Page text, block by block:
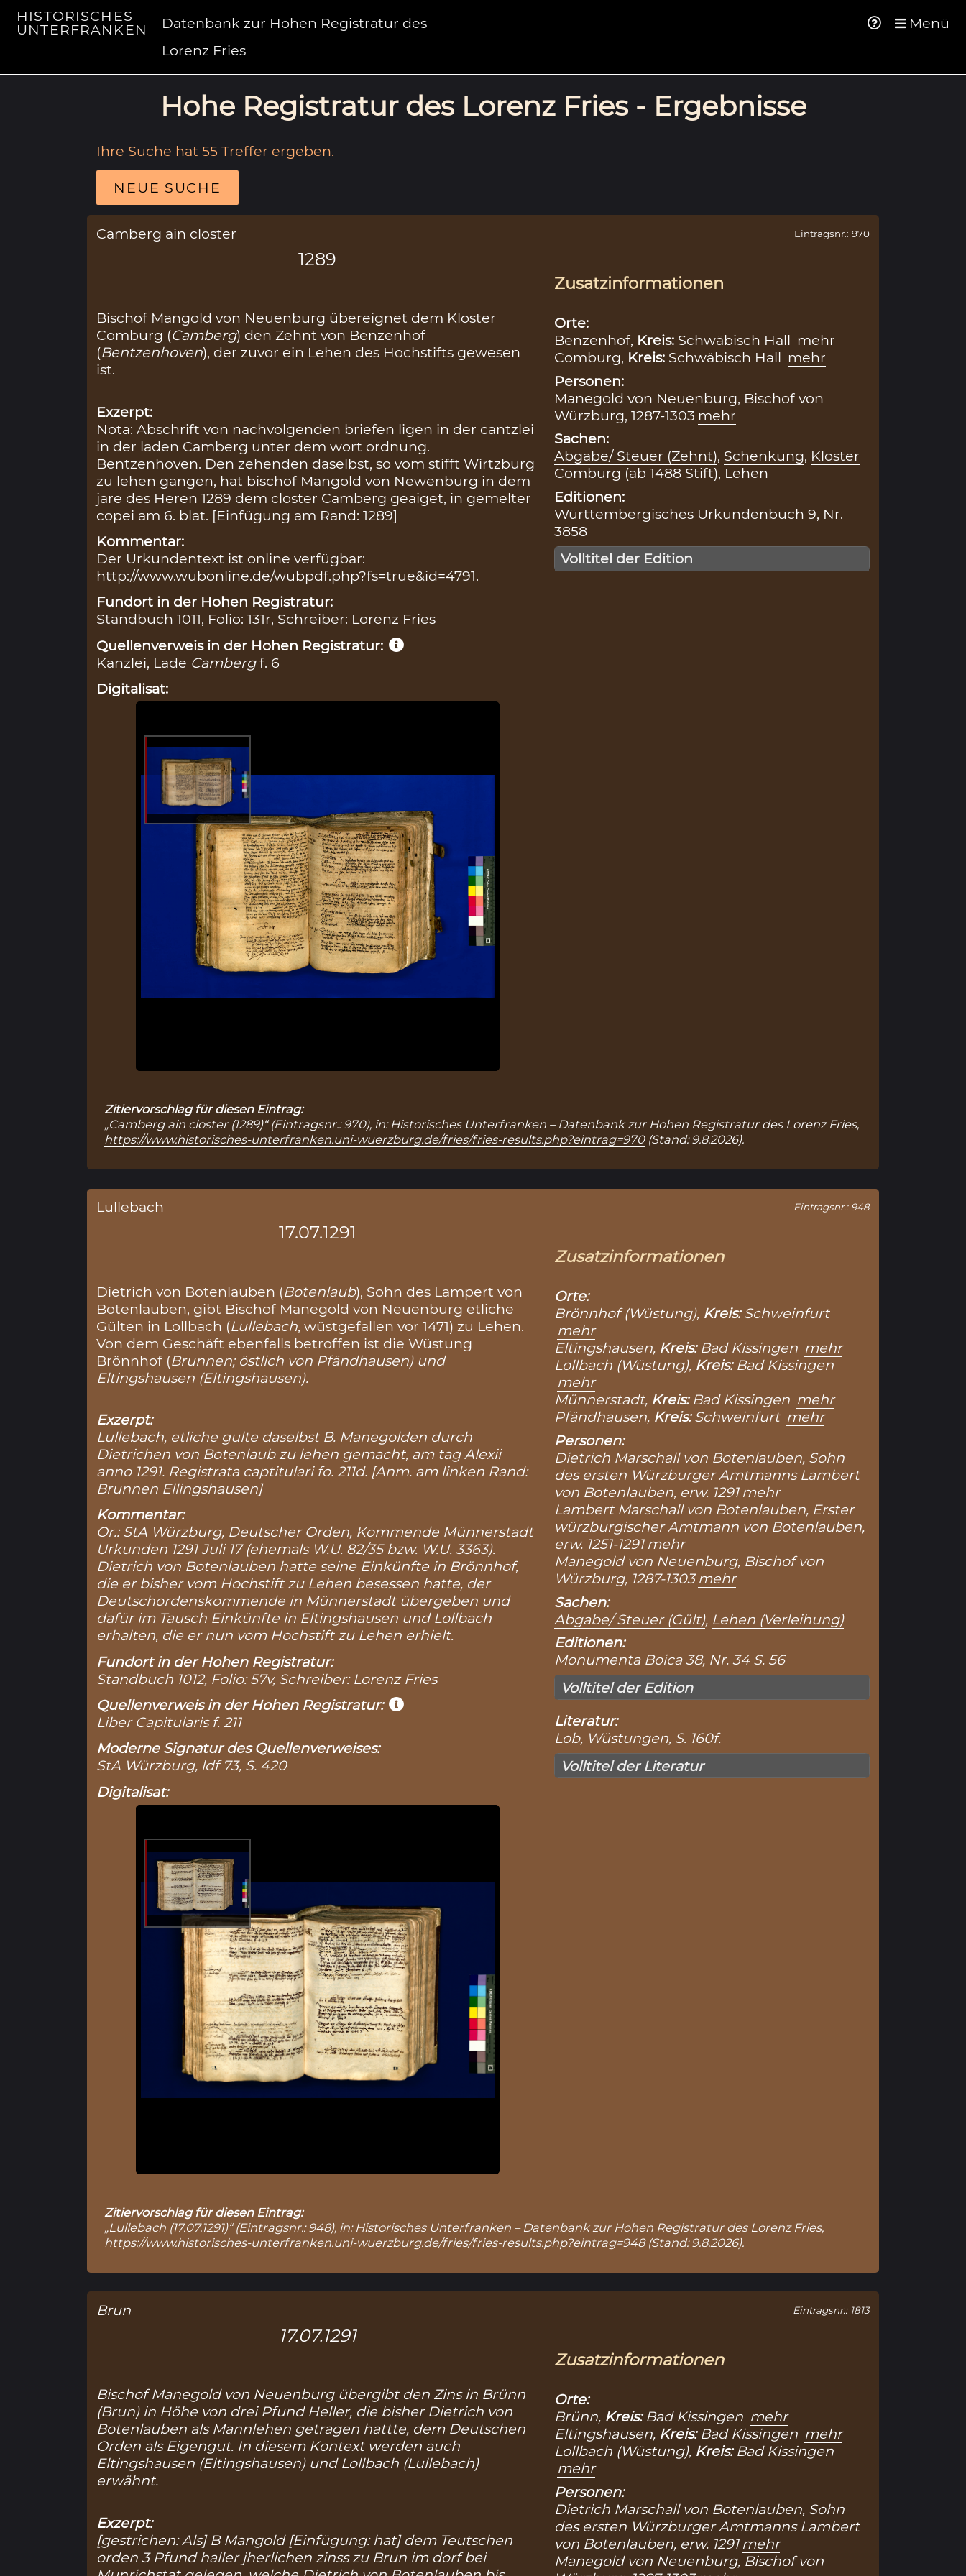
HISTORISCHES
UNTERFRANKEN
Datenbank zur Hohen Registratur des
Lorenz Fries
Menü
Hohe Registratur des Lorenz Fries - Ergebnisse
Ihre Suche hat 55 Treffer ergeben.
NEUE SUCHE
Camberg ain closter
1289
Bischof Mangold von Neuenburg übereignet dem Kloster
Comburg (Camberg) den Zehnt von Benzenhof
(Bentzenhoven), der zuvor ein Lehen des Hochstifts gewesen
ist.
Exzerpt:
Nota: Abschrift von nachvolgenden briefen ligen in der cantzlei
in der laden Camberg unter dem wort ordnung.
Bentzenhoven. Den zehenden daselbst, so vom stifft Wirtzburg
zu lehen gangen, hat bischof Mangold von Newenburg in dem
jare des Heren 1289 dem closter Camberg geaiget, in gemelter
copei am 6. blat. [Einfügung am Rand: 1289]
Kommentar:
Der Urkundentext ist online verfügbar:
http://www.wubonline.de/wubpdf.php?fs=true&id=4791.
Fundort in der Hohen Registratur:
Standbuch 1011, Folio: 131r, Schreiber: Lorenz Fries
Quellenverweis in der Hohen Registratur:
Kanzlei, Lade Cambergf. 6
Digitalisat:
Eintragsnr.: 970
Zusatzinformationen
Orte:
Benzenhof, Kreis: Schwäbisch Hall mehr
Comburg, Kreis: Schwäbisch Hall mehr
Personen:
Manegold von Neuenburg, Bischof von
Würzburg, 1287-1303 mehr
Sachen:
Abgabe/ Steuer (Zehnt), Schenkung, Kloster
Comburg (ab 1488 Stift), Lehen
Editionen:
Württembergisches Urkundenbuch 9, Nr.
3858
Volltitel der Edition
Zitiervorschlag für diesen Eintrag:
„Camberg ain closter (1289)“ (Eintragsnr.: 970), in: Historisches Unterfranken – Datenbank zur Hohen Registratur des Lorenz Fries,
https://www.historisches-unterfranken.uni-wuerzburg.de/fries/fries-results.php?eintrag=970(Stand: 9.8.2026).
Lullebach
17.07.1291
Dietrich von Botenlauben (Botenlaub), Sohn des Lampert von
Botenlauben, gibt Bischof Manegold von Neuenburg etliche
Gülten in Lollbach (Lullebach, wüstgefallen vor 1471) zu Lehen.
Von dem Geschäft ebenfalls betroffen ist die Wüstung
Brönnhof (Brunnen; östlich von Pfändhausen) und
Eltingshausen (Eltingshausen).
Exzerpt:
Lullebach, etliche gulte daselbst B. Manegolden durch
Dietrichen von Botenlaub zu lehen gemacht, am tag Alexii
anno 1291. Registrata captitulari fo. 211d. [Anm. am linken Rand:
Brunnen Ellingshausen]
Kommentar:
Or.: StA Würzburg, Deutscher Orden, Kommende Münnerstadt
Urkunden 1291 Juli 17 (ehemals W.U. 82/35 bzw. W.U. 3363).
Dietrich von Botenlauben hatte seine Einkünfte in Brönnhof,
die er bisher vom Hochstift zu Lehen besessen hatte, der
Deutschordenskommende in Münnerstadt übergeben und
dafür im Tausch Einkünfte in Eltingshausen und Lollbach
erhalten, die er nun vom Hochstift zu Lehen erhielt.
Fundort in der Hohen Registratur:
Standbuch 1012, Folio: 57v, Schreiber: Lorenz Fries
Quellenverweis in der Hohen Registratur:
Liber Capitularis f. 211
Moderne Signatur des Quellenverweises:
StA Würzburg, ldf 73, S. 420
Digitalisat:
Eintragsnr.: 948
Zusatzinformationen
Orte:
Brönnhof (Wüstung), Kreis:Schweinfurt
mehr
Eltingshausen, Kreis: Bad Kissingen mehr
Lollbach (Wüstung), Kreis: Bad Kissingen
mehr
Münnerstadt, Kreis: Bad Kissingen mehr
Pfändhausen, Kreis:Schweinfurt mehr
Personen:
Dietrich Marschall von Botenlauben, Sohn
des ersten Würzburger Amtmanns Lambert
von Botenlauben, erw. 1291 mehr
Lambert Marschall von Botenlauben, Erster
würzburgischer Amtmann von Botenlauben,
erw. 1251-1291 mehr
Manegold von Neuenburg, Bischof von
Würzburg, 1287-1303 mehr
Sachen:
Abgabe/ Steuer (Gült), Lehen (Verleihung)
Editionen:
Monumenta Boica 38, Nr. 34 S. 56
Volltitel der Edition
Literatur:
Lob, Wüstungen, S. 160f.
Volltitel der Literatur
Zitiervorschlag für diesen Eintrag:
„Lullebach (17.07.1291)“ (Eintragsnr.: 948), in: Historisches Unterfranken – Datenbank zur Hohen Registratur des Lorenz Fries,
https://www.historisches-unterfranken.uni-wuerzburg.de/fries/fries-results.php?eintrag=948(Stand: 9.8.2026).
Brun
17.07.1291
Bischof Manegold von Neuenburg übergibt den Zins in Brünn
(Brun) in Höhe von drei Pfund Heller, die bisher Dietrich von
Botenlauben als Mannlehen getragen hattte, dem Deutschen
Orden als Eigengut. In diesem Kontext werden auch
Eltingshausen (Eltingshausen) und Lollbach (Lullebach)
erwähnt.
Exzerpt:
[gestrichen: Als] B Mangold [Einfügung: hat] dem Teutschen
orden 3 Pfund haller jherlichen zinss zu Brun im dorf bei
Eintragsnr.: 1813
Zusatzinformationen
Orte:
Brünn, Kreis: Bad Kissingen mehr
Eltingshausen, Kreis: Bad Kissingen mehr
Lollbach (Wüstung), Kreis: Bad Kissingen
mehr
Personen:
Dietrich Marschall von Botenlauben, Sohn
des ersten Würzburger Amtmanns Lambert
von Botenlauben, erw. 1291 mehr
Manegold von Neuenburg, Bischof von